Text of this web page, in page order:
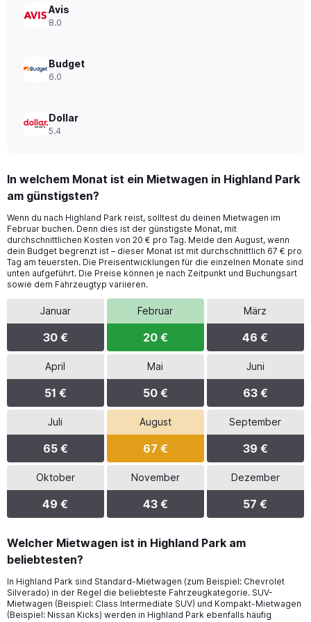
to
Avis
8.0
Budget
6.0
Dollar
5.4
In welchem Monat ist ein Mietwagen in Highland Park
am günstigsten?
Wenn du nach Highland Park reist, solltest du deinen Mietwagen im
Februar buchen. Denn dies ist der günstigste Monat, mit
durchschnittlichen Kosten von 20 € pro Tag. Meide den August, wenn
dein Budget begrenzt ist – dieser Monat ist mit durchschnittlich 67 € pro
Tag am teuersten. Die Preisentwicklungen für die einzelnen Monate sind
unten aufgeführt. Die Preise können je nach Zeitpunkt und Buchungsart
sowie dem Fahrzeugtyp variieren.
Januar
30 €
Februar
20 €
März
46 €
April
51 €
Mai
50 €
Juni
63 €
Juli
65 €
August
67 €
September
39 €
Oktober
49 €
November
43 €
Dezember
57 €
Welcher Mietwagen ist in Highland Park am
beliebtesten?
In Highland Park sind Standard-Mietwagen (zum Beispiel: Chevrolet
Silverado) in der Regel die beliebteste Fahrzeugkategorie. SUV-
Mietwagen (Beispiel: Class Intermediate SUV) und Kompakt-Mietwagen
(Beispiel: Nissan Kicks) werden in Highland Park ebenfalls häufig